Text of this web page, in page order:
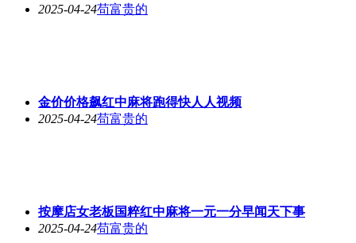
2025-04-24苟富贵的
金价价格飙红中麻将跑得快人人视频
2025-04-24苟富贵的
按摩店女老板国粹红中麻将一元一分早闻天下事
2025-04-24苟富贵的